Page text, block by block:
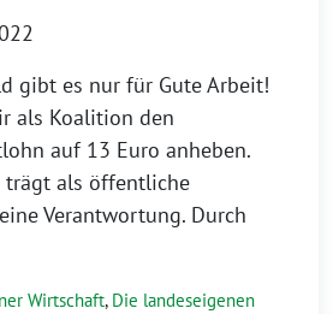
gibt es nur für Gute Arbeit!
als Koalition den
auf 13 Euro anheben.
trägt als öffentliche
Verantwortung. Durch
Wirtschaft, Die landeseigenen